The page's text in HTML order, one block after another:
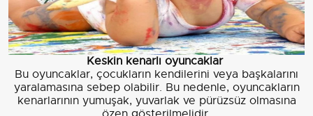
Keskin kenarlı oyuncaklar
Bu oyuncaklar, çocukların kendilerini veya başkalarını
yaralamasına sebep olabilir. Bu nedenle, oyuncakların
kenarlarının yumuşak, yuvarlak ve pürüzsüz olmasına